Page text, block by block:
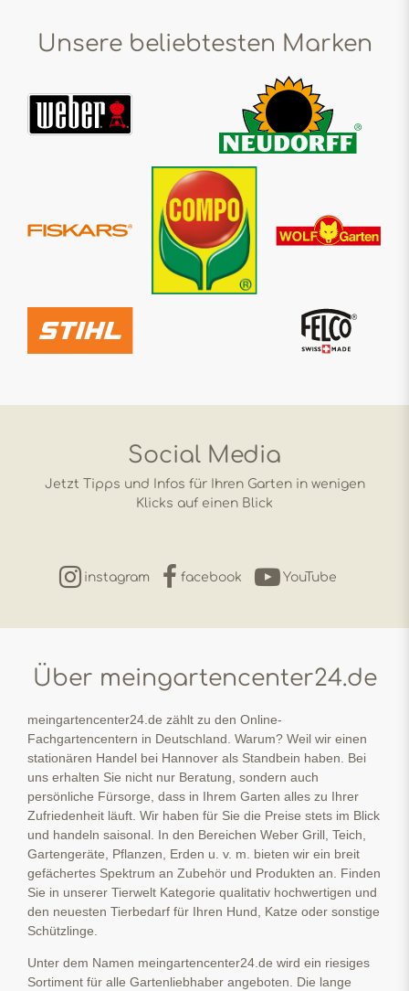
Unsere beliebtesten Marken
Social Media
Jetzt Tipps und Infos für Ihren Garten in wenigen
Klicks auf einen Blick
instagram facebook YouTube
Über meingartencenter24.de
meingartencenter24.de zählt zu den Online-
Fachgartencentern in Deutschland. Warum? Weil wir einen
stationären Handel bei Hannover als Standbein haben. Bei
uns erhalten Sie nicht nur Beratung, sondern auch
persönliche Fürsorge, dass in Ihrem Garten alles zu Ihrer
Zufriedenheit läuft. Wir haben für Sie die Preise stets im Blick
und handeln saisonal. In den Bereichen Weber Grill, Teich,
Gartengeräte, Pflanzen, Erden u. v. m. bieten wir ein breit
gefächertes Spektrum an Zubehör und Produkten an. Finden
Sie in unserer Tierwelt Kategorie qualitativ hochwertigen und
den neuesten Tierbedarf für Ihren Hund, Katze oder sonstige
Schützlinge.
Unter dem Namen meingartencenter24.de wird ein riesiges
Sortiment für alle Gartenliebhaber angeboten. Die lange